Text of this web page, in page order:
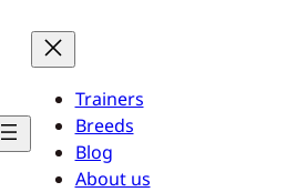
Trainers
Breeds
Blog
About us